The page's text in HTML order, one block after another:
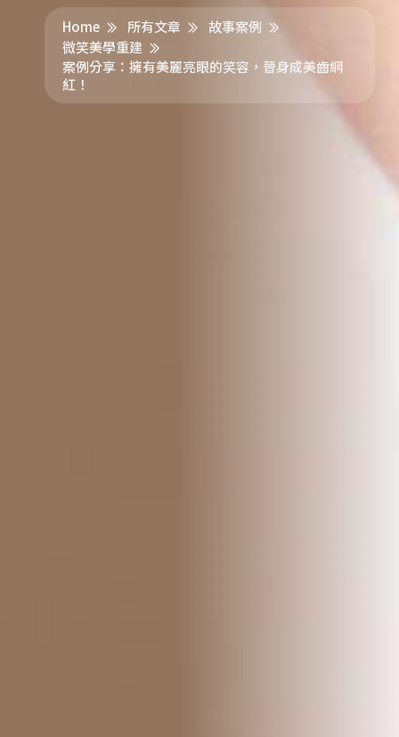
Home 所有文章
故事案例
微笑美學重建
案例分享：擁有美麗亮眼的笑容，晉身成美齒網
紅！